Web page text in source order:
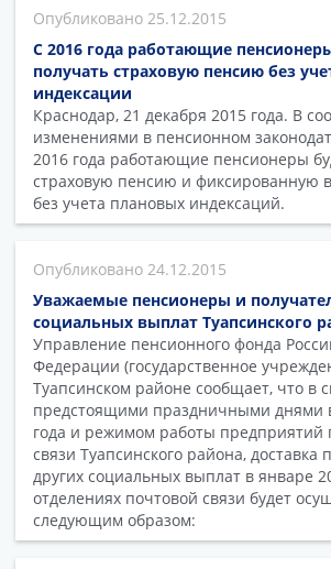
25.12.2015
С 2016 года работающие
получать страховую пенсию без
индексации
Краснодар, 21 декабря 2015 года. В
изменениями в пенсионном
2016 года работающие пенсионеры
страховую пенсию и фиксированную
без учета плановых индексаций.
24.12.2015
Уважаемые пенсионеры и
социальных выплат Туапсинского
Управление пенсионного фонда
Федерации (государственное
Туапсинском районе сообщает, что в
предстоящими праздничными днями
года и режимом работы предприятий
связи Туапсинского района, доставка
других социальных выплат в январе
отделениях почтовой связи будет
следующим образом: